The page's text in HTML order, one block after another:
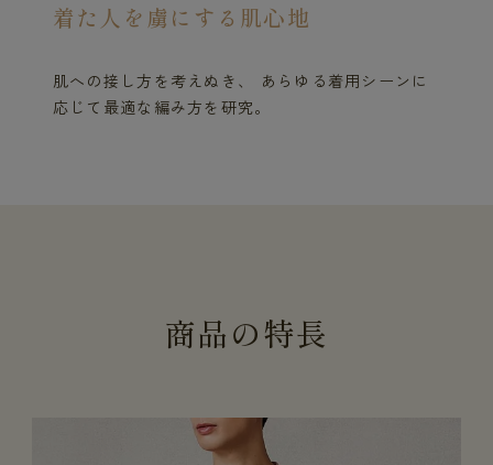
着た人を虜にする肌心地
肌への接し方を考えぬき、 あらゆる着用シーンに
応じて最適な編み方を研究。
商品の特長